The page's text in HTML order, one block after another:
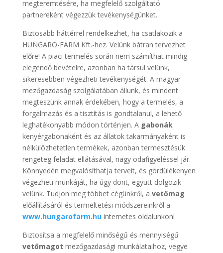
megteremtésére, ha megfelelő szolgáltató
partnereként végezzük tevékenységünket.
Biztosabb háttérrel rendelkezhet, ha csatlakozik a
HUNGARO-FARM Kft.-hez. Velünk bátran tervezhet
előre! A piaci termelés során nem számíthat mindig
elegendő bevételre, azonban ha társul velünk,
sikeresebben végezheti tevékenységét. A magyar
mezőgazdaság szolgálatában állunk, és mindent
megteszünk annak érdekében, hogy a termelés, a
forgalmazás és a tisztítás is gondtalanul, a lehető
leghatékonyabb módon történjen. A gabonák
kenyérgabonaként és az állatok takarmányaként is
nélkülözhetetlen termékek, azonban termesztésük
rengeteg feladat ellátásával, nagy odafigyeléssel jár.
Könnyedén megvalósíthatja terveit, és gördülékenyen
végezheti munkáját, ha úgy dönt, együtt dolgozik
velünk. Tudjon meg többet cégünkről, a vetőmag
előállításáról és termeltetési módszereinkről a
www.hungarofarm.huinternetes oldalunkon!
Biztosítsa a megfelelő minőségű és mennyiségű
vetőmagot mezőgazdasági munkálataihoz, vegye